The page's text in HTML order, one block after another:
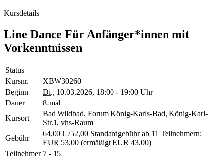
Kursdetails
Line Dance Für Anfänger*innen mit
Vorkenntnissen
Status
Kursnr.
XBW30260
Beginn
Di., 10.03.2026, 18:00 - 19:00 Uhr
Dauer
8-mal
Kursort
Bad Wildbad, Forum König-Karls-Bad, König-Karl-
Str.1, vhs-Raum
Gebühr
64,00 € /52,00 Standardgebühr ab 11 Teilnehmern:
EUR 53,00 (ermäßigt EUR 43,00)
Teilnehmer 7 - 15